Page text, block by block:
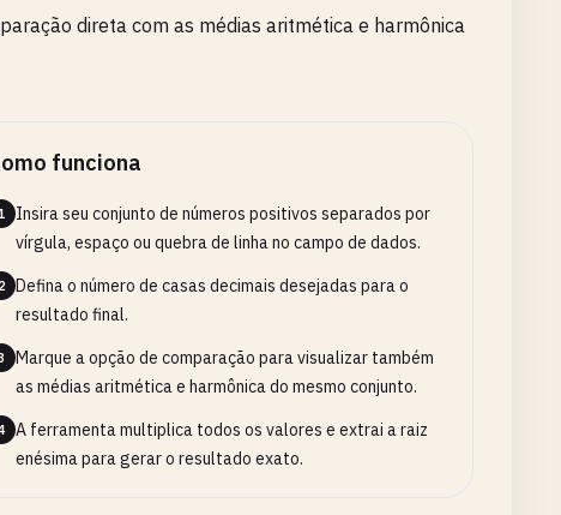
direta com as médias aritmética e harmônica
funciona
Insira seu conjunto de números positivos separados por
vírgula, espaço ou quebra de linha no campo de dados.
2
Defina o número de casas decimais desejadas para o
resultado final.
Marque a opção de comparação para visualizar também
as médias aritmética e harmônica do mesmo conjunto.
A ferramenta multiplica todos os valores e extrai a raiz
enésima para gerar o resultado exato.